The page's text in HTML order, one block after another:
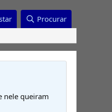
Procurar
nele queiram